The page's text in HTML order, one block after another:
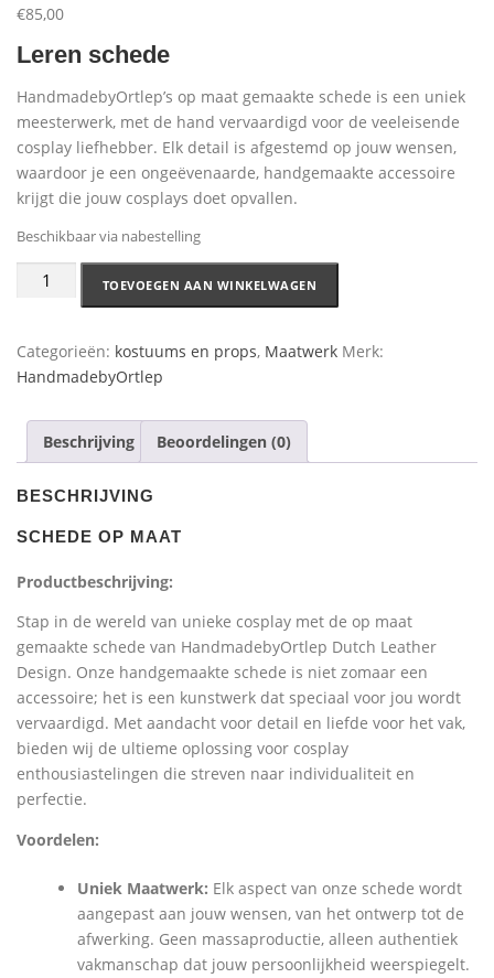
€85,00
Leren schede
HandmadebyOrtlep’s op maat gemaakte schede is een uniek
meesterwerk, met de hand vervaardigd voor de veeleisende
cosplay liefhebber. Elk detail is afgestemd op jouw wensen,
waardoor je een ongeëvenaarde, handgemaakte accessoire
krijgt die jouw cosplays doet opvallen.
Beschikbaar via nabestelling
TOEVOEGEN AAN WINKELWAGEN
Categorieën: kostuums en props, Maatwerk Merk:
HandmadebyOrtlep
Beschrijving Beoordelingen (0)
BESCHRIJVING
SCHEDE OP MAAT
Productbeschrijving:
Stap in de wereld van unieke cosplay met de op maat
gemaakte schede van HandmadebyOrtlep Dutch Leather
Design. Onze handgemaakte schede is niet zomaar een
accessoire; het is een kunstwerk dat speciaal voor jou wordt
vervaardigd. Met aandacht voor detail en liefde voor het vak,
bieden wij de ultieme oplossing voor cosplay
enthousiastelingen die streven naar individualiteit en
perfectie.
Voordelen:
Uniek Maatwerk: Elk aspect van onze schede wordt
aangepast aan jouw wensen, van het ontwerp tot de
afwerking. Geen massaproductie, alleen authentiek
vakmanschap dat jouw persoonlijkheid weerspiegelt.